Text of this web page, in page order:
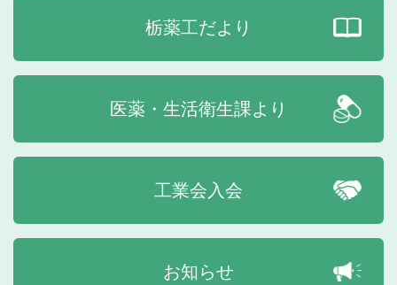
栃薬工だより
医薬・生活衛生課より
工業会入会
お知らせ